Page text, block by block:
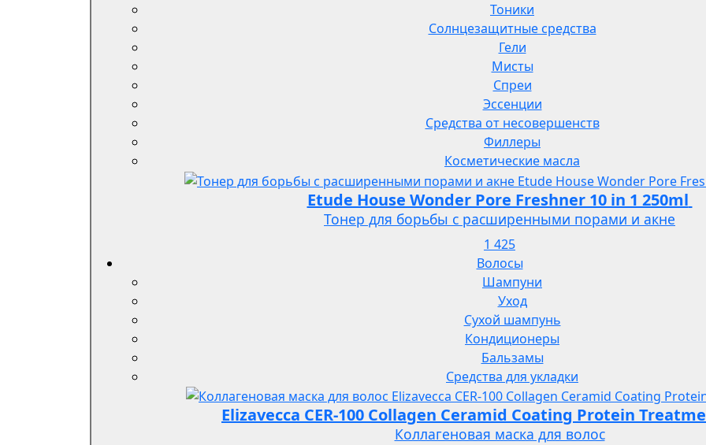
Тоники
Солнцезащитные средства
Гели
Мисты
Спреи
Эссенции
Средства от несовершенств
Филлеры
Косметические масла
Etude House Wonder Pore Freshner 10 in 1 250ml
Тонер для борьбы с расширенными порами и акне
1 425
Волосы
Шампуни
Уход
Сухой шампунь
Кондиционеры
Бальзамы
Средства для укладки
Elizavecca CER-100 Collagen Ceramid Coating Protein
Коллагеновая маска для волос